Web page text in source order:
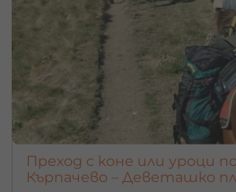
Преход с коне или уроци
Кърпачево – Деветашко